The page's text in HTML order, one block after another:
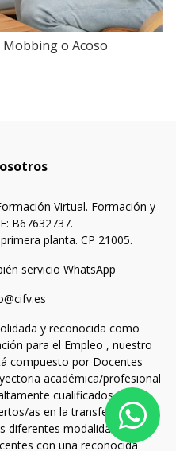
Mobbing o Acoso
Virtual. Formación y
B67632737.
planta. CP 21005.
servicio WhatsApp
y reconocida como
para el Empleo , nuestro
compuesto por Docentes
académica/profesional
cualificados en las
as en la transferencia de
diferentes modalidades de
con una reconocida